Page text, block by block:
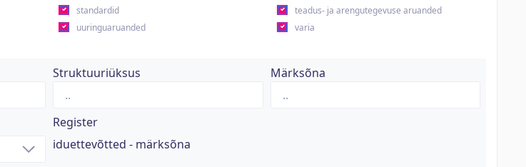
standardid
teadus- ja arengutegevuse aruanded
uuringuaruanded
varia
Struktuuriüksus Märksõna
Register
iduettevõtted - märksõna